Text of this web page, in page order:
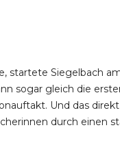
startete Siegelbach
sogar gleich die
Und das
durch einen